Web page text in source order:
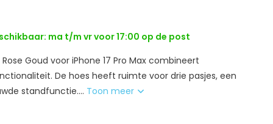
ma t/m vr voor 17:00 op de post
Goud voor iPhone 17 Pro Max combineert
De hoes heeft ruimte voor drie pasjes, een
standfunctie.... Toon meer